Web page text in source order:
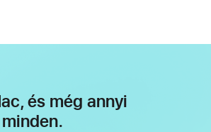
és még annyi
minden.